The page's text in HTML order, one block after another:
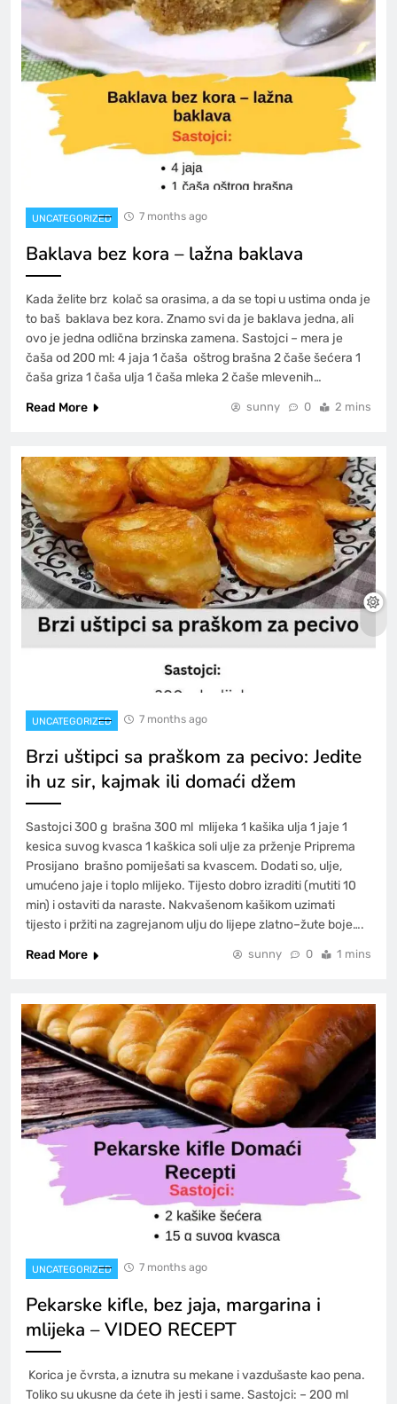
UNCATEGORIZED 7 months ago
Baklava bez kora – lažna baklava
Kada želite brz kolač sa orasima, a da se topi u ustima onda je
to baš baklava bez kora. Znamo svi da je baklava jedna, ali
ovo je jedna odlična brzinska zamena. Sastojci – mera je
čaša od 200 ml: 4 jaja 1 čaša oštrog brašna 2 čaše šećera 1
čaša griza 1 čaša ulja 1 čaša mleka 2 čaše mlevenih…
Read More
sunny 0 2 mins
UNCATEGORIZED 7 months ago
Brzi uštipci sa praškom za pecivo: Jedite
ih uz sir, kajmak ili domaći džem
Sastojci 300 g brašna 300 ml mlijeka 1 kašika ulja 1 jaje 1
kesica suvog kvasca 1 kaškica soli ulje za prženje Priprema
Prosijano brašno pomiješati sa kvascem. Dodati so, ulje,
umućeno jaje i toplo mlijeko. Tijesto dobro izraditi (mutiti 10
min) i ostaviti da naraste. Nakvašenom kašikom uzimati
tijesto i pržiti na zagrejanom ulju do lijepe zlatno–žute boje….
Read More
sunny 0 1 mins
UNCATEGORIZED 7 months ago
Pekarske kifle, bez jaja, margarina i
mlijeka – VIDEO RECEPT
Korica je čvrsta, a iznutra su mekane i vazdušaste kao pena.
Toliko su ukusne da ćete ih jesti i same. Sastojci: – 200 ml